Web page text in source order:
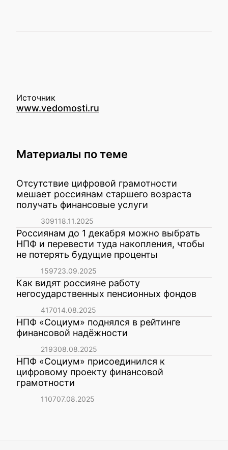
Источник
www.vedomosti.ru
Материалы по теме
Отсутствие цифровой грамотности
мешает россиянам старшего возраста
получать финансовые услуги
309118.11.2025
Россиянам до 1 декабря можно выбрать
НПФ и перевести туда накопления, чтобы
не потерять будущие проценты
159723.09.2025
Как видят россияне работу
негосударственных пенсионных фондов
417014.08.2025
НПФ «Социум» поднялся в рейтинге
финансовой надёжности
219308.08.2025
НПФ «Социум» присоединился к
цифровому проекту финансовой
грамотности
110707.08.2025